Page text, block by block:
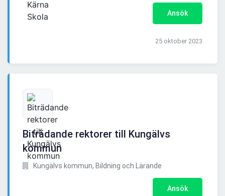
Ansök
25 oktober 2023
Biträdande rektorer till Kungälvs
kommun
Kungälvs kommun, Bildning och Lärande
Ansök